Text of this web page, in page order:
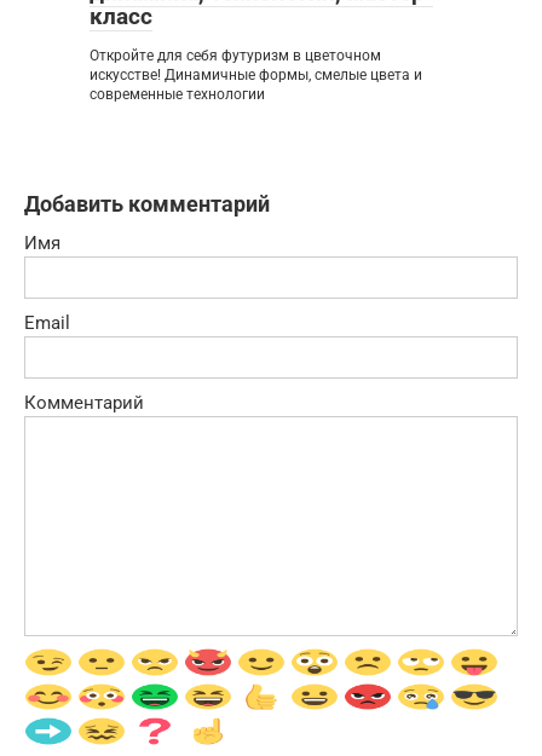
класс
Откройте для себя футуризм в цветочном
искусстве! Динамичные формы, смелые цвета и
современные технологии
Добавить комментарий
Имя
Email
Комментарий